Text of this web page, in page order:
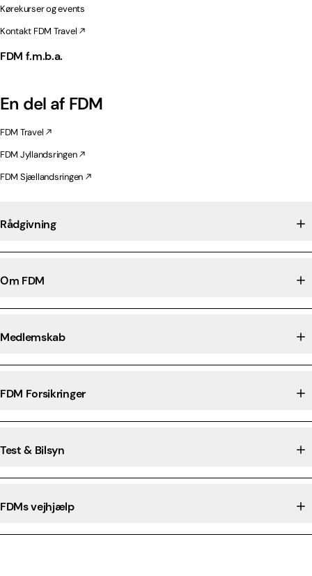
Kørekurser og events
Kontakt FDM Travel
FDM f.m.b.a.
En del af FDM
FDM Travel
FDM Jyllandsringen
FDM Sjællandsringen
Rådgivning
Om FDM
Medlemskab
FDM Forsikringer
Test & Bilsyn
FDMs vejhjælp